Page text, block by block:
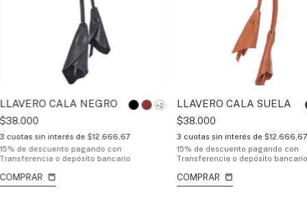
LLAVERO CALA NEGRO +2
$38.000
3 cuotas sin interés de $12.666,67
15% de descuento pagando con
Transferencia o depósito bancario
COMPRAR
LLAVERO CALA SUELA
$38.000
3 cuotas sin interés de $12.666,67
15% de descuento pagando con
Transferencia o depósito bancario
COMPRAR